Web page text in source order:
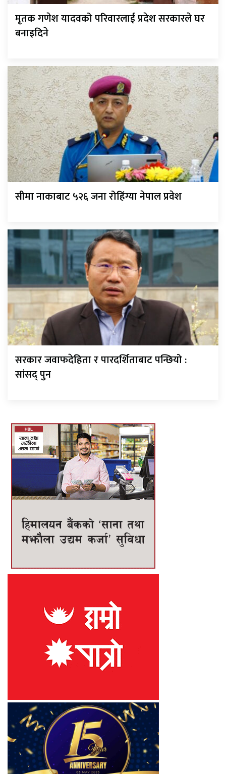
मृतक गणेश यादवको परिवारलाई प्रदेश सरकारले घर
बनाइदिने
सीमा नाकाबाट ५२६ जना रोहिंग्या नेपाल प्रवेश
सरकार जवाफदेहिता र पारदर्शिताबाट पन्छियो :
सांसद् पुन